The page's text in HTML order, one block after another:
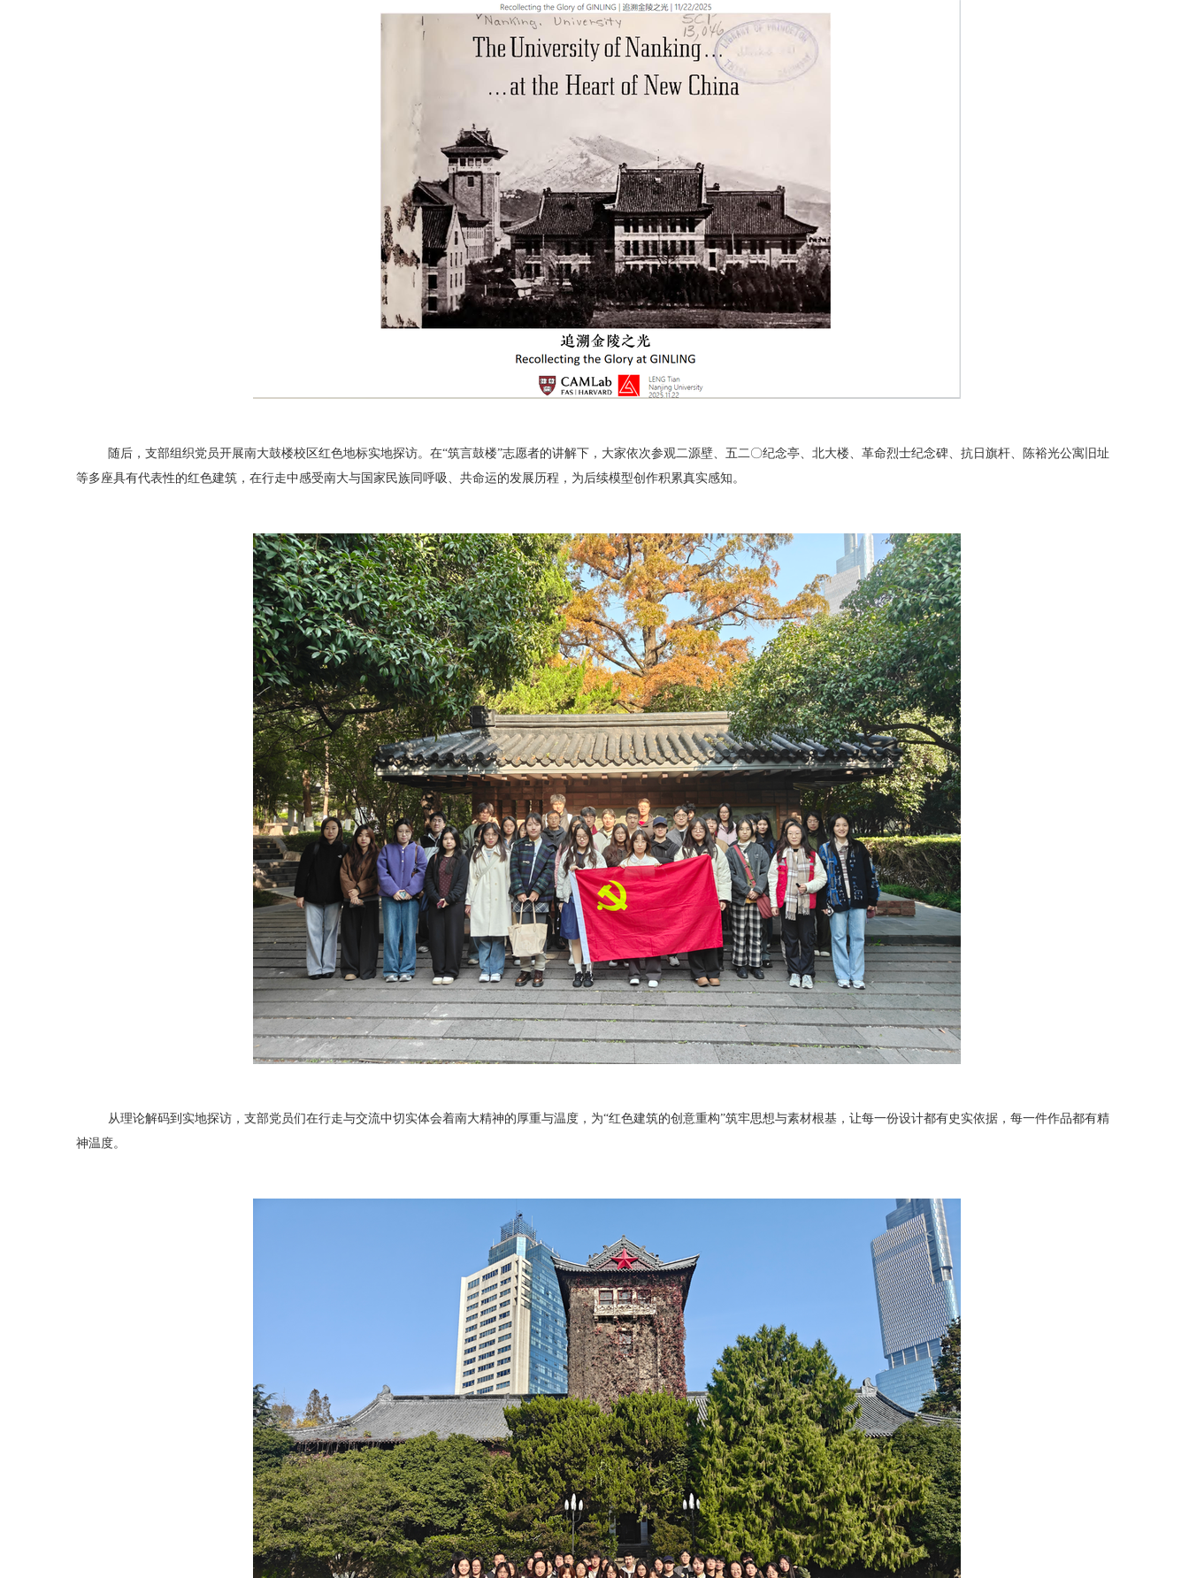
随后，支部组织党员开展南大鼓楼校区红色地标实地探访。在“筑言鼓楼”志愿者的讲解下，大家依次参观二源壁、五二〇纪念亭、北大楼、革命烈士纪念碑、抗日旗杆、陈裕光公寓旧址
等多座具有代表性的红色建筑，在行走中感受南大与国家民族同呼吸、共命运的发展历程，为后续模型创作积累真实感知。
从理论解码到实地探访，支部党员们在行走与交流中切实体会着南大精神的厚重与温度，为“红色建筑的创意重构”筑牢思想与素材根基，让每一份设计都有史实依据，每一件作品都有精
神温度。